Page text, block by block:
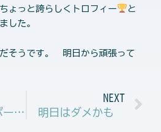
ょっと誇らしくトロフィー
と
ました。
そうです。 明日から頑張って
春分の日・・ポールバーン貸切状態・・気持ちいい！！
NEXT
明日はダメかも